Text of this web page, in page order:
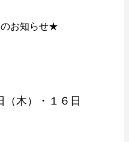
お知らせ★
（木）・１６日